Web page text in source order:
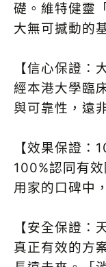
礎。維特健靈
大無可撼動的
【信心保證：
經本港大學臨
與可靠性，遠
【效果保證：
100%認同有
用家的口碑中
【安全保證：
真正有效的方